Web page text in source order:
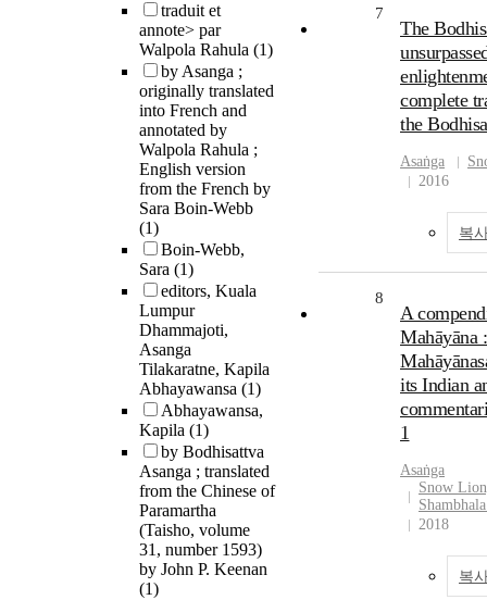
traduit et
annote> par
Walpola Rahula (1)
by Asanga ;
originally translated
into French and
annotated by
Walpola Rahula ;
English version
from the French by
Sara Boin-Webb
(1)
Boin-Webb,
Sara (1)
editors, Kuala
Lumpur
Dhammajoti,
Asanga
Tilakaratne, Kapila
Abhayawansa (1)
Abhayawansa,
Kapila (1)
by Bodhisattva
Asanga ; translated
from the Chinese of
Paramartha
(Taisho, volume
31, number 1593)
by John P. Keenan
(1)
7
The
complete
the
Asaṅga
2016
복
8
A
Mahāyāna
its Indian
1
Asaṅga
Snow
2018
복